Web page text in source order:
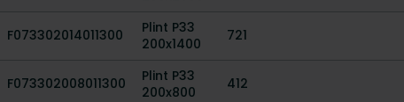
F073302014011300
Plint P33
200x1400
721
F073302008011300
Plint P33
200x800
412